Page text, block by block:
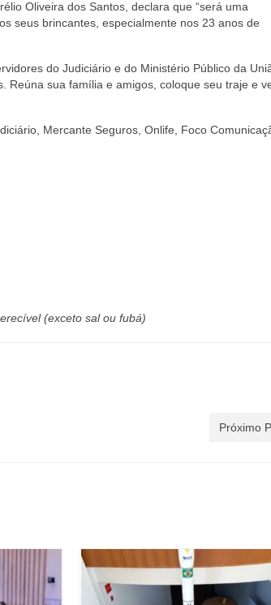
Oliveira dos Santos, declara que “será uma
seus brincantes, especialmente nos 23 anos de
do Judiciário e do Ministério Público da
Reúna sua família e amigos, coloque seu traje e
Mercante Seguros, Onlife, Foco
(exceto sal ou fubá)
Próximo